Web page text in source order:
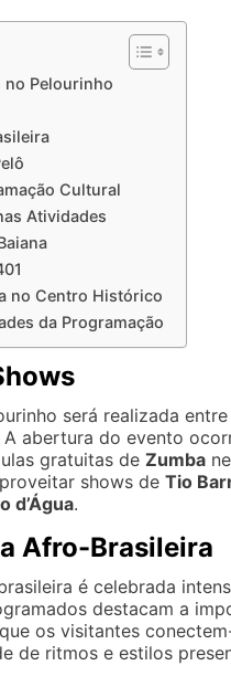
no Pelourinho
Cultural
Atividades
no Centro Histórico
da Programação
será realizada
abertura do evento
gratuitas de Zumba
shows de Tio
d’Água.
Afro-Brasileira
é celebrada
destacam a
os visitantes
de ritmos e estilos